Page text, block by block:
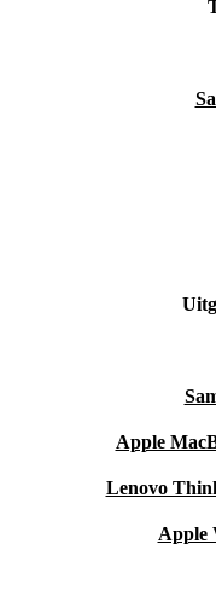
Apple
Lenovo
Apple